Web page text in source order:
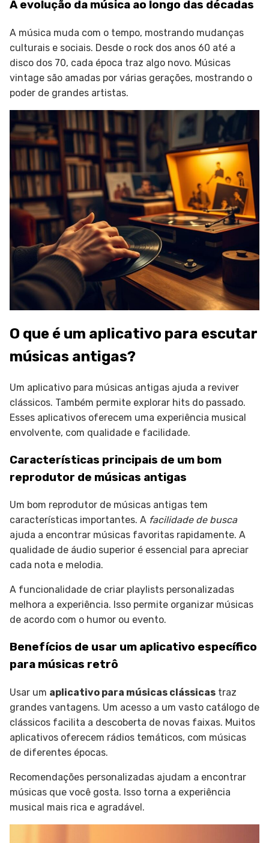
A evolução da música ao longo das décadas
A música muda com o tempo, mostrando mudanças
culturais e sociais. Desde o rock dos anos 60 até a
disco dos 70, cada época traz algo novo. Músicas
vintage são amadas por várias gerações, mostrando o
poder de grandes artistas.
O que é um aplicativo para escutar
músicas antigas?
Um aplicativo para músicas antigas ajuda a reviver
clássicos. Também permite explorar hits do passado.
Esses aplicativos oferecem uma experiência musical
envolvente, com qualidade e facilidade.
Características principais de um bom
reprodutor de músicas antigas
Um bom reprodutor de músicas antigas tem
características importantes. A facilidade de busca
ajuda a encontrar músicas favoritas rapidamente. A
qualidade de áudio superior é essencial para apreciar
cada nota e melodia.
A funcionalidade de criar playlists personalizadas
melhora a experiência. Isso permite organizar músicas
de acordo com o humor ou evento.
Benefícios de usar um aplicativo específico
para músicas retrô
Usar um aplicativo para músicas clássicas traz
grandes vantagens. Um acesso a um vasto catálogo de
clássicos facilita a descoberta de novas faixas. Muitos
aplicativos oferecem rádios temáticos, com músicas
de diferentes épocas.
Recomendações personalizadas ajudam a encontrar
músicas que você gosta. Isso torna a experiência
musical mais rica e agradável.